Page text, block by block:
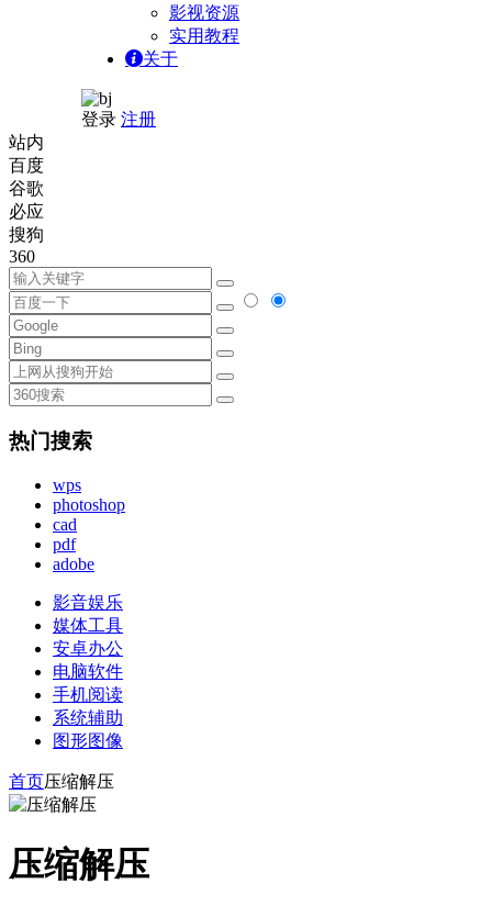
影视资源
实用教程
关于
登录 注册
站内
百度
谷歌
必应
搜狗
360
热门搜索
wps
photoshop
cad
pdf
adobe
影音娱乐
媒体工具
安卓办公
电脑软件
手机阅读
系统辅助
图形图像
首页压缩解压
压缩解压